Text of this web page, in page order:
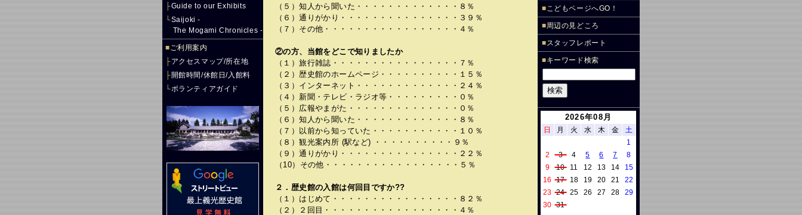
├Guide to our Exhibits
└Saijoki -
The Mogami Chronicles -
■ご利用案内
├アクセスマップ/所在地
├開館時間/休館日/入館料
└ボランティアガイド
（５）知人から聞いた・・・・・・・・・・・・・８％
（６）通りがかり・・・・・・・・・・・・・・・３９％
（７）その他・・・・・・・・・・・・・・・・・４％
②の方、当館をどこで知りましたか
（１）旅行雑誌・・・・・・・・・・・・・・・・７％
（２）歴史館のホームページ・・・・・・・・・・１５％
（３）インターネット・・・・・・・・・・・・・２４％
（４）新聞・テレビ・ラジオ等・・・・・・・・・０％
（５）広報やまがた・・・・・・・・・・・・・・０％
（６）知人から聞いた・・・・・・・・・・・・・８％
（７）以前から知っていた・・・・・・・・・・・１０％
（８）観光案内所 (駅など) ・・・・・・・・・・９％
（９）通りがかり・・・・・・・・・・・・・・・２２％
（10）その他・・・・・・・・・・・・・・・・・５％
２．歴史館の入館は何回目ですか??
（１）はじめて・・・・・・・・・・・・・・・・８２％
（２）２回目・・・・・・・・・・・・・・・・・４％
■こどもページへGO！
■周辺の見どころ
■スタッフレポート
■キーワード検索
2026年08月
日 月 火 水 木 金
土
1
2
3 4 5 6 7
8
9
10 11 12 13 14
15
16
17 18 19 20 21
22
23 24 25 26 27 28
29
30 31